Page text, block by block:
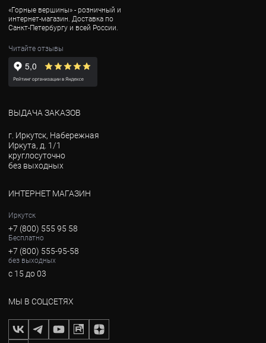
«Горные вершины» - розничный и
интернет-магазин. Доставка по
Санкт-Петербургу и всей России.
Читайте отзывы
ВЫДАЧА ЗАКАЗОВ
г. Иркутск, Набережная
Иркута, д. 1/1
круглосуточно
без выходных
ИНТЕРНЕТ МАГАЗИН
Иркутск
+7 (800) 555 95 58
Бесплатно
+7 (800) 555-95-58
без выходных
с 15 до 03
МЫ В СОЦСЕТЯХ